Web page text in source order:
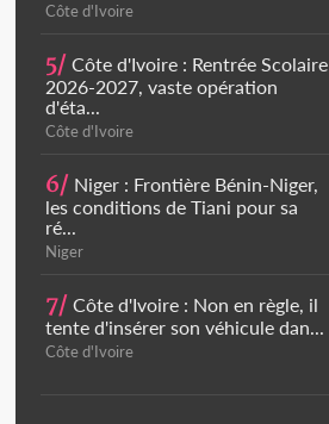
Côte d'Ivoire
5/ Côte d'Ivoire : Rentrée Scolaire
2026-2027, vaste opération
d'éta...
Côte d'Ivoire
6/ Niger : Frontière Bénin-Niger,
les conditions de Tiani pour sa
ré...
Niger
7/ Côte d'Ivoire : Non en règle, il
tente d'insérer son véhicule dan...
Côte d'Ivoire